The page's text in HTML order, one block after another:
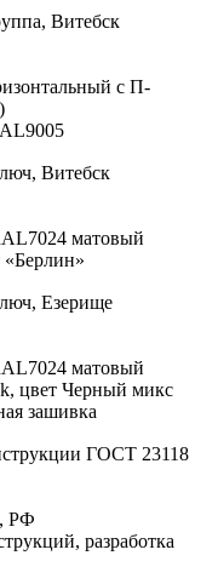
с П-
матовый
«Берлин»
матовый
цвет Черный микс
зашивка
РФ
разработка